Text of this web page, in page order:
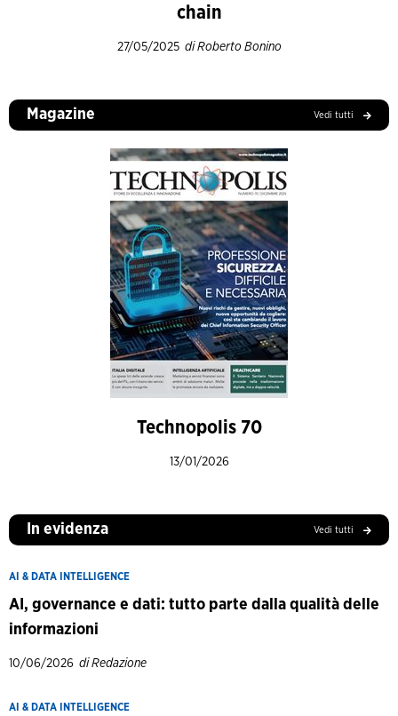
chain
27/05/2025 di Roberto Bonino
Magazine Vedi tutti
Technopolis 70
13/01/2026
In evidenza Vedi tutti
AI & DATA INTELLIGENCE
AI, governance e dati: tutto parte dalla qualità delle
informazioni
10/06/2026 di Redazione
AI & DATA INTELLIGENCE